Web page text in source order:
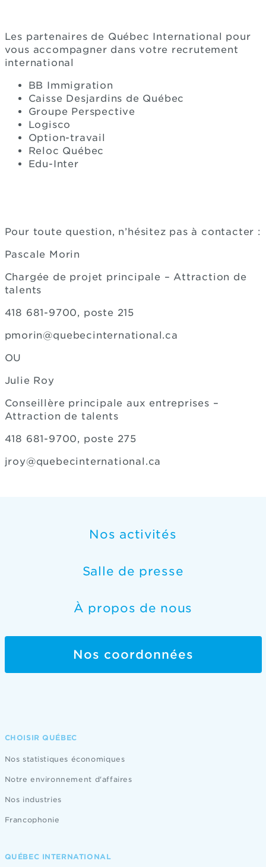
Les partenaires de Québec International pour
vous accompagner dans votre recrutement
international
BB Immigration
Caisse Desjardins de Québec
Groupe Perspective
Logisco
Option-travail
Reloc Québec
Edu-Inter
Pour toute question, n’hésitez pas à contacter :
Pascale Morin
Chargée de projet principale – Attraction de
talents
418 681-9700, poste 215
pmorin@quebecinternational.ca
OU
Julie Roy
Conseillère principale aux entreprises –
Attraction de talents
418 681-9700, poste 275
jroy@quebecinternational.ca
Nos activités
Salle de presse
À propos de nous
Nos coordonnées
CHOISIR QUÉBEC
Nos statistiques économiques
Notre environnement d'affaires
Nos industries
Francophonie
QUÉBEC INTERNATIONAL